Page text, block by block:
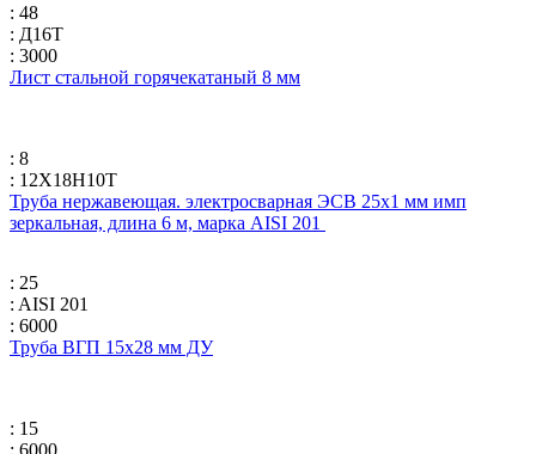
: 48
: Д16Т
: 3000
Лист стальной горячекатаный 8 мм
: 8
: 12Х18Н10Т
Труба нержавеющая. электросварная ЭСВ 25х1 мм имп
зеркальная, длина 6 м, марка AISI 201
: 25
: AISI 201
: 6000
Труба ВГП 15х28 мм ДУ
: 15
: 6000